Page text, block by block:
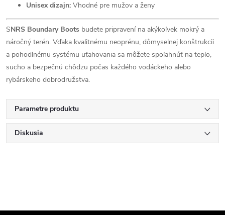
Unisex dizajn: Vhodné pre mužov a ženy
SNRS Boundary Boots budete pripravení na akýkoľvek mokrý a
náročný terén. Vďaka kvalitnému neoprénu, dômyselnej konštrukcii
a pohodlnému systému uťahovania sa môžete spoľahnúť na teplo,
sucho a bezpečnú chôdzu počas každého vodáckeho alebo
rybárskeho dobrodružstva.
Parametre produktu
Diskusia